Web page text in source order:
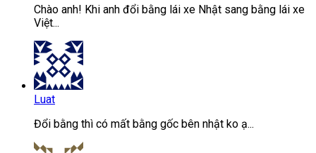
Chào anh! Khi anh đổi bằng lái xe Nhật sang bằng lái xe
Việt...
Luat
Đổi bằng thì có mất bằng gốc bên nhật ko ạ...